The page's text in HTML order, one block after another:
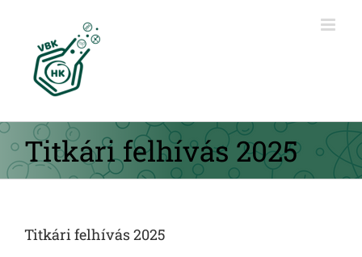
Titkári felhívás 2025
Titkári felhívás 2025